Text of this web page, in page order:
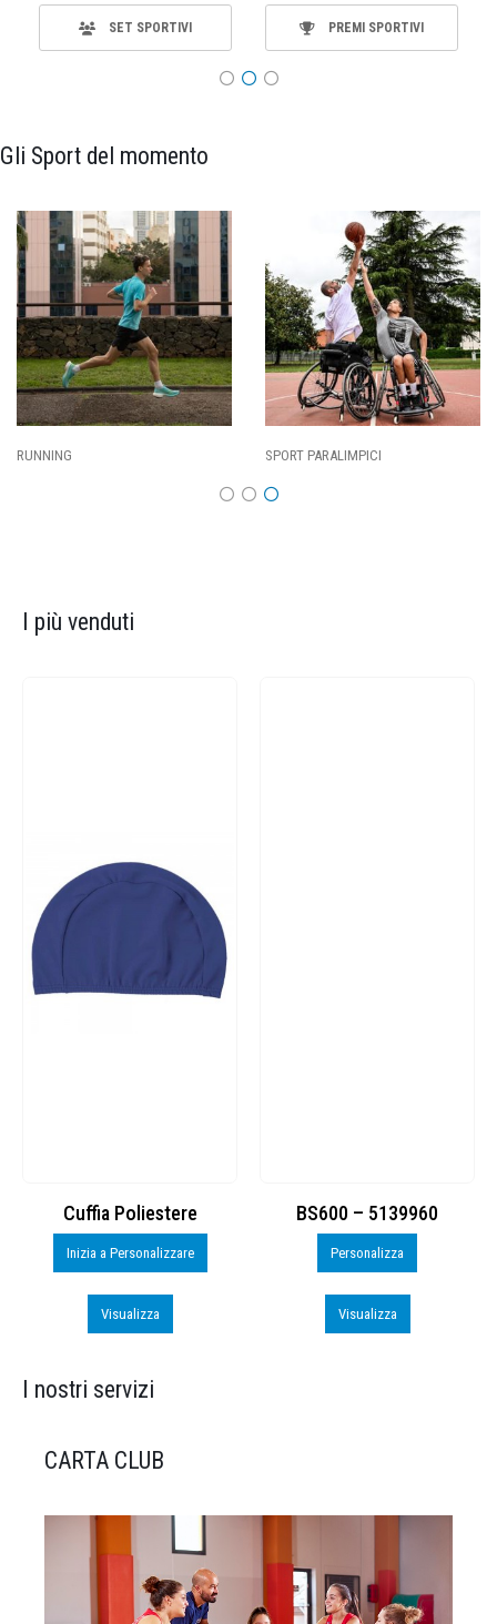
SET SPORTIVI PREMI SPORTIVI
Gli Sport del momento
I più venduti
Cuffia Poliestere
Inizia a Personalizzare
Visualizza
BS600 – 5139960
Personalizza
Visualizza
I nostri servizi
CARTA CLUB